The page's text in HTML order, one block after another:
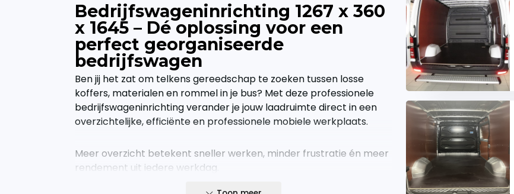
Bedrijfswageninrichting 1267 x 360
x 1645 – Dé oplossing voor een
perfect georganiseerde
bedrijfswagen
Ben jij het zat om telkens gereedschap te zoeken tussen losse
koffers, materialen en rommel in je bus? Met deze professionele
bedrijfswageninrichting verander je jouw laadruimte direct in een
overzichtelijke, efficiënte en professionele mobiele werkplaats.
Meer overzicht betekent sneller werken, minder frustratie én meer
rendement uit iedere werkdag.